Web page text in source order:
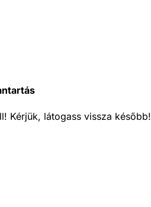
Kérjük, látogass vissza később!